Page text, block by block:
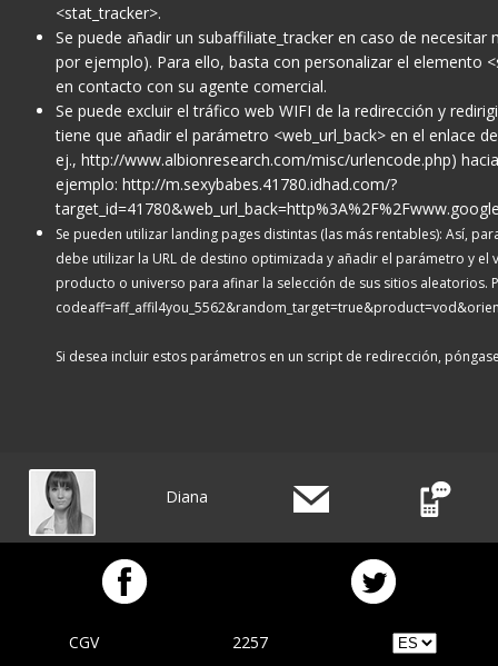
<stat_tracker>.
Se puede añadir un subaffiliate_tracker en caso de
por ejemplo). Para ello, basta con personalizar el elemento
en contacto con su agente comercial.
Se puede excluir el tráfico web WIFI de la redirección y
tiene que añadir el parámetro <web_url_back> en el enlace
ej., http://www.albionresearch.com/misc/urlencode.php)
ejemplo: http://m.sexybabes.41780.idhad.com/?
Se pueden utilizar landing pages distintas (las más rentables): Así,
debe utilizar la URL de destino optimizada y añadir el parámetro y
producto o universo para afinar la selección de sus sitios aleatorios.
Si desea incluir estos parámetros en un script de redirección,
Diana
CGV 2257